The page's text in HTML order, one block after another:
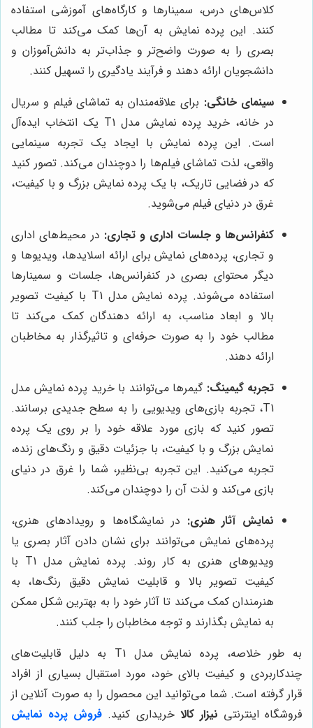
کلاس‌های درس، سمینارها و کارگاه‌های آموزشی استفاده
کنند. این پرده نمایش به آن‌ها کمک می‌کند تا مطالب
بصری را به صورت واضح‌تر و جذاب‌تر به دانش‌آموزان و
دانشجویان ارائه دهند و فرآیند یادگیری را تسهیل کنند.
سینمای خانگی: برای علاقه‌مندان به تماشای فیلم و سریال
در خانه، خرید پرده نمایش مدل T1 یک انتخاب ایده‌آل
است. این پرده نمایش با ایجاد یک تجربه سینمایی
واقعی، لذت تماشای فیلم‌ها را دوچندان می‌کند. تصور کنید
که در فضایی تاریک، با یک پرده نمایش بزرگ و با کیفیت،
غرق در دنیای فیلم می‌شوید.
کنفرانس‌ها و جلسات اداری و تجاری: در محیط‌های اداری
و تجاری، پرده‌های نمایش برای ارائه اسلایدها، ویدیوها و
دیگر محتوای بصری در کنفرانس‌ها، جلسات و سمینارها
استفاده می‌شوند. پرده نمایش مدل T1 با کیفیت تصویر
بالا و ابعاد مناسب، به ارائه دهندگان کمک می‌کند تا
مطالب خود را به صورت حرفه‌ای و تاثیرگذار به مخاطبان
ارائه دهند.
تجربه گیمینگ: گیمرها می‌توانند با خرید پرده نمایش مدل
T1، تجربه بازی‌های ویدیویی را به سطح جدیدی برسانند.
تصور کنید که بازی مورد علاقه خود را بر روی یک پرده
نمایش بزرگ و با کیفیت، با جزئیات دقیق و رنگ‌های زنده،
تجربه می‌کنید. این تجربه بی‌نظیر، شما را غرق در دنیای
بازی می‌کند و لذت آن را دوچندان می‌کند.
نمایش آثار هنری: در نمایشگاه‌ها و رویدادهای هنری،
پرده‌های نمایش می‌توانند برای نشان دادن آثار بصری یا
ویدیوهای هنری به کار روند. پرده نمایش مدل T1 با
کیفیت تصویر بالا و قابلیت نمایش دقیق رنگ‌ها، به
هنرمندان کمک می‌کند تا آثار خود را به بهترین شکل ممکن
به نمایش بگذارند و توجه مخاطبان را جلب کنند.
به طور خلاصه، پرده نمایش مدل T1 به دلیل قابلیت‌های
چندکاربردی و کیفیت بالای خود، مورد استقبال بسیاری از افراد
قرار گرفته است. شما می‌توانید این محصول را به صورت آنلاین از
فروشگاه اینترنتی نیزار کالا خریداری کنید. فروش پرده نمایش